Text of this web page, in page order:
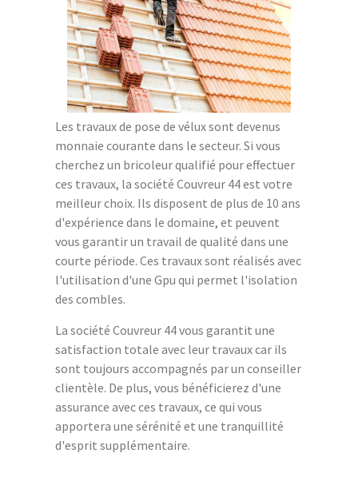
Les travaux de pose de vélux sont devenus
monnaie courante dans le secteur. Si vous
cherchez un bricoleur qualifié pour effectuer
ces travaux, la société Couvreur 44 est votre
meilleur choix. Ils disposent de plus de 10 ans
d'expérience dans le domaine, et peuvent
vous garantir un travail de qualité dans une
courte période. Ces travaux sont réalisés avec
l'utilisation d'une Gpu qui permet l'isolation
des combles.
La société Couvreur 44 vous garantit une
satisfaction totale avec leur travaux car ils
sont toujours accompagnés par un conseiller
clientèle. De plus, vous bénéficierez d'une
assurance avec ces travaux, ce qui vous
apportera une sérénité et une tranquillité
d'esprit supplémentaire.